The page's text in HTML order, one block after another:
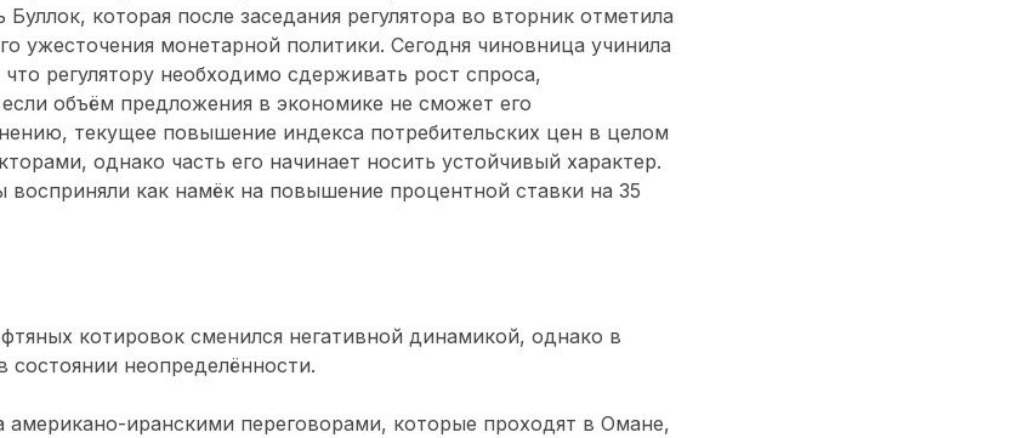
которая после заседания регулятора во вторник отметила
ужесточения монетарной политики. Сегодня чиновница учинила
регулятору необходимо сдерживать рост спроса,
объём предложения в экономике не сможет его
текущее повышение индекса потребительских цен в целом
однако часть его начинает носить устойчивый характер.
восприняли как намёк на повышение процентной ставки на 35
котировок сменился негативной динамикой, однако в
неопределённости.
американо-иранскими переговорами, которые проходят в Омане,